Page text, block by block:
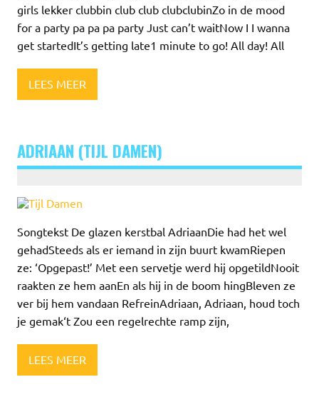
girls lekker clubbin club club clubclubinZo in de mood
for a party pa pa pa party Just can’t waitNow I I wanna
get startedIt’s getting late1 minute to go! All day! All
LEES MEER
ADRIAAN (TIJL DAMEN)
Songtekst De glazen kerstbal AdriaanDie had het wel
gehadSteeds als er iemand in zijn buurt kwamRiepen
ze: ‘Opgepast!’ Met een servetje werd hij opgetildNooit
raakten ze hem aanEn als hij in de boom hingBleven ze
ver bij hem vandaan RefreinAdriaan, Adriaan, houd toch
je gemak‘t Zou een regelrechte ramp zijn,
LEES MEER